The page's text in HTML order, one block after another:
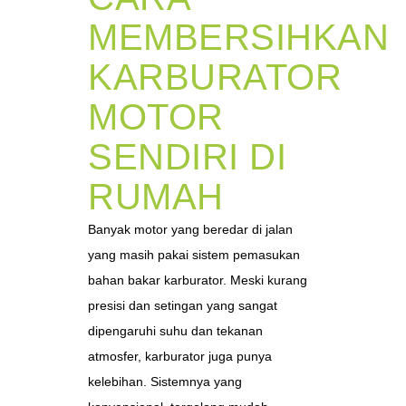
MEMBERSIHKAN
KARBURATOR
MOTOR
SENDIRI DI
RUMAH
Banyak motor yang beredar di jalan
yang masih pakai sistem pemasukan
bahan bakar karburator. Meski kurang
presisi dan setingan yang sangat
dipengaruhi suhu dan tekanan
atmosfer, karburator juga punya
kelebihan. Sistemnya yang